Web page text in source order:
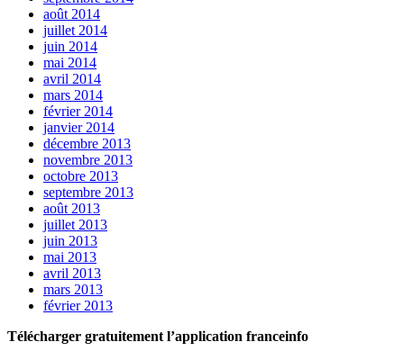
août 2014
juillet 2014
juin 2014
mai 2014
avril 2014
mars 2014
février 2014
janvier 2014
décembre 2013
novembre 2013
octobre 2013
septembre 2013
août 2013
juillet 2013
juin 2013
mai 2013
avril 2013
mars 2013
février 2013
Télécharger gratuitement l’application franceinfo